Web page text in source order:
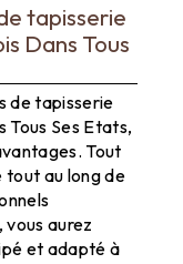
tapisserie
Dans Tous
de tapisserie
Tous Ses Etats,
Tout
tout au long de
aurez
et adapté à